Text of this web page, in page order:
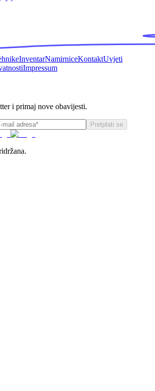
InventarNamirniceKontaktUvjeti
Impressum
i primaj nove obavijesti.
Pretplati se